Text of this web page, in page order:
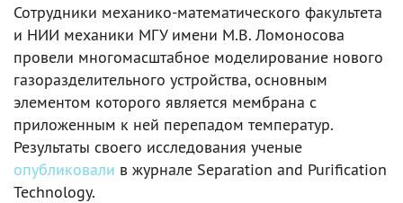
Сотрудники механико-математического факультета
и НИИ механики МГУ имени М.В. Ломоносова
провели многомасштабное моделирование нового
газоразделительного устройства, основным
элементом которого является мембрана с
приложенным к ней перепадом температур.
Результаты своего исследования ученые
опубликовали в журнале Separation and Purification
Technology.